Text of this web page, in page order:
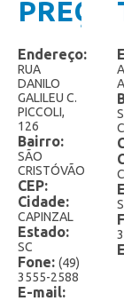
Gelato
Potes 1,5
Potes 2
Potes 3
Sorvete
Sorvete
PREÇO
BOM
Endereço:
RUA
DANILO
GALILEU C.
PICCOLI,
126
Bairro:
SÃO
CRISTÓVÃO
CEP:
Cidade:
CAPINZAL
Estado:
SC
Fone: (49)
3555-2588
E-mail: